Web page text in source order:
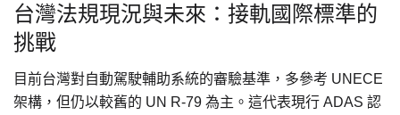
台灣法規現況與未來：接軌國際標準的
挑戰
目前台灣對自動駕駛輔助系統的審驗基準，多參考 UNECE
架構，但仍以較舊的 UN R-79 為主。這代表現行 ADAS 認